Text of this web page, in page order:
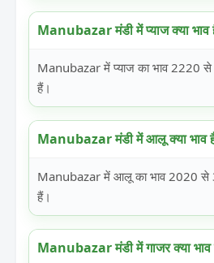
Manubazar मंडी में प्याज क्या भाव
Manubazar में प्याज का भाव 2220
हैं।
Manubazar मंडी में आलू क्या भाव
Manubazar में आलू का भाव 2020 से
हैं।
Manubazar मंडी में गाजर क्या भाव